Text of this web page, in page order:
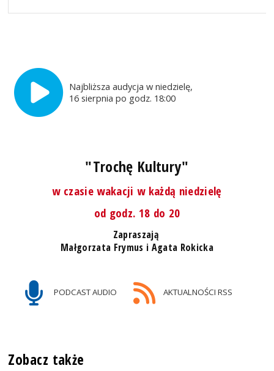
Najbliższa audycja w niedzielę,
16 sierpnia po godz. 18:00
"Trochę Kultury"
w czasie wakacji w każdą niedzielę
od godz. 18 do 20
Zapraszają
Małgorzata Frymus i Agata Rokicka
PODCAST AUDIO AKTUALNOŚCI RSS
Zobacz także